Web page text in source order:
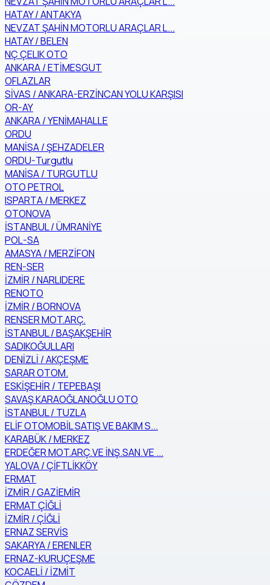
HATAY / ANTAKYA
NEVZAT ŞAHİN MOTORLU ARAÇLAR L...
HATAY / BELEN
NÇ ÇELIK OTO
ANKARA / ETİMESGUT
OFLAZLAR
SİVAS / ANKARA-ERZİNCAN YOLU KARŞISI
OR-AY
ANKARA / YENİMAHALLE
ORDU
MANİSA / ŞEHZADELER
ORDU-Turgutlu
MANİSA / TURGUTLU
OTO PETROL
ISPARTA / MERKEZ
OTONOVA
İSTANBUL / ÜMRANİYE
POL-SA
AMASYA / MERZİFON
REN-SER
İZMİR / NARLIDERE
RENOTO
İZMİR / BORNOVA
RENSER MOT.ARÇ.
İSTANBUL / BAŞAKŞEHİR
SADIKOĞULLARI
DENİZLİ / AKÇEŞME
SARAR OTOM.
ESKİŞEHİR / TEPEBAŞI
SAVAŞ KARAOĞLANOĞLU OTO
İSTANBUL / TUZLA
ELİF OTOMOBİL SATIŞ VE BAKIM S...
KARABÜK / MERKEZ
ERDEĞER MOT.ARÇ.VE İNŞ.SAN.VE ...
YALOVA / ÇİFTLİKKÖY
ERMAT
İZMİR / GAZİEMİR
ERMAT ÇİĞLİ
İZMİR / ÇİĞLİ
ERNAZ SERVİS
SAKARYA / ERENLER
ERNAZ-KURUÇEŞME
KOCAELİ / İZMİT